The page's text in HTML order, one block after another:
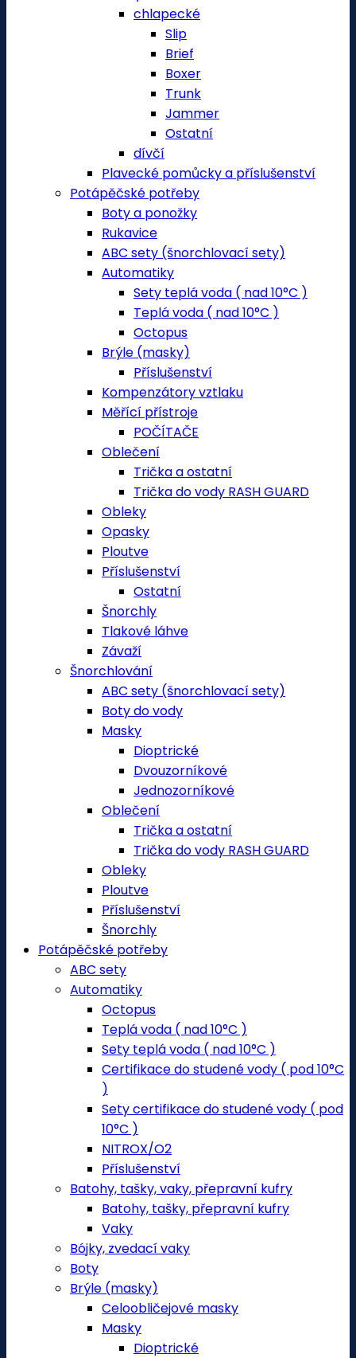
chlapecké
Slip
Brief
Boxer
Trunk
Jammer
Ostatní
dívčí
Plavecké pomůcky a příslušenství
Potápěčské potřeby
Boty a ponožky
Rukavice
ABC sety (šnorchlovací sety)
Automatiky
Sety teplá voda ( nad 10°C )
Teplá voda ( nad 10°C )
Octopus
Brýle (masky)
Příslušenství
Kompenzátory vztlaku
Měřící přístroje
POČÍTAČE
Oblečení
Trička a ostatní
Trička do vody RASH GUARD
Obleky
Opasky
Ploutve
Příslušenství
Ostatní
Šnorchly
Tlakové láhve
Závaží
Šnorchlování
ABC sety (šnorchlovací sety)
Boty do vody
Masky
Dioptrické
Dvouzorníkové
Jednozorníkové
Oblečení
Trička a ostatní
Trička do vody RASH GUARD
Obleky
Ploutve
Příslušenství
Šnorchly
Potápěčské potřeby
ABC sety
Automatiky
Octopus
Teplá voda ( nad 10°C )
Sety teplá voda ( nad 10°C )
Certifikace do studené vody ( pod 10°C
)
Sety certifikace do studené vody ( pod
10°C )
NITROX/O2
Příslušenství
Batohy, tašky, vaky, přepravní kufry
Batohy, tašky, přepravní kufry
Vaky
Bójky, zvedací vaky
Boty
Brýle (masky)
Celoobličejové masky
Masky
Dioptrické